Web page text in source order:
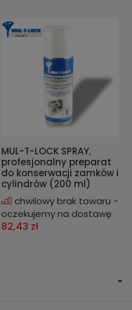
MUL-T-LOCK SPRAY,
profesjonalny preparat
do konserwacji zamków i
cylindrów (200 ml)
chwilowy brak towaru -
oczekujemy na dostawę
82,43 zł